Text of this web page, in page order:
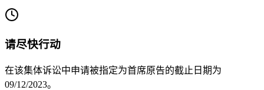
请尽快行动
在该集体诉讼中申请被指定为首席原告的截止日期为
09/12/2023。